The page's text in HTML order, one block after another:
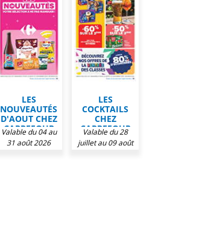
LES
NOUVEAUTÉS
D'AOUT CHEZ
CARREFOUR
MARKET
Valable du 04 au
31 août 2026
LES
COCKTAILS
CHEZ
CARREFOUR
MARKET
Valable du 28
juillet au 09 août